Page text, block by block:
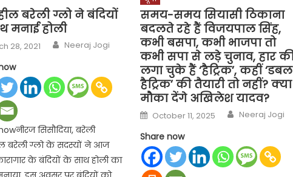
बरेली ग्लो ने बंदियों
मनाई होली
28, 2021 Author
Neeraj Jogi
सिसौदिया, बरेली
बरेली ग्लो के सदस्यों ने आज
के बंदियों के साथ होली का
समय-समय सियासी ठिकाना
बदलते रहे हैं विजयपाल सिंह,
कभी बसपा, कभी भाजपा तो
कभी सपा से लड़े चुनाव, हार
लगा चुके हैं ‘हैट्रिक’, कहीं ‘डबल
हैट्रिक’ की तैयारी तो नहीं? क्या
मौका देंगे अखिलेश यादव?
Posted
on
October 11, 2025 Author
Neeraj Jogi
Share now